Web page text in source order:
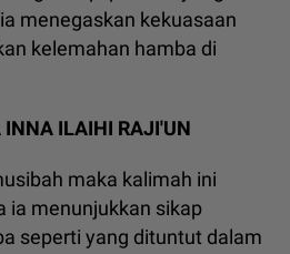
menegaskan kekuasaan
kelemahan hamba di
ILAIHI RAJI'UN
maka kalimah ini
ia menunjukkan sikap
seperti yang dituntut dalam